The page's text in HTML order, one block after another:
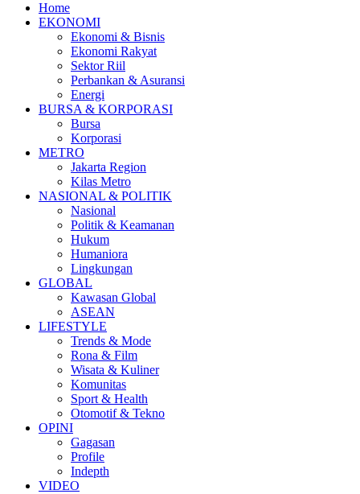
Home
EKONOMI
Ekonomi & Bisnis
Ekonomi Rakyat
Sektor Riil
Perbankan & Asuransi
Energi
BURSA & KORPORASI
Bursa
Korporasi
METRO
Jakarta Region
Kilas Metro
NASIONAL & POLITIK
Nasional
Politik & Keamanan
Hukum
Humaniora
Lingkungan
GLOBAL
Kawasan Global
ASEAN
LIFESTYLE
Trends & Mode
Rona & Film
Wisata & Kuliner
Komunitas
Sport & Health
Otomotif & Tekno
OPINI
Gagasan
Profile
Indepth
VIDEO